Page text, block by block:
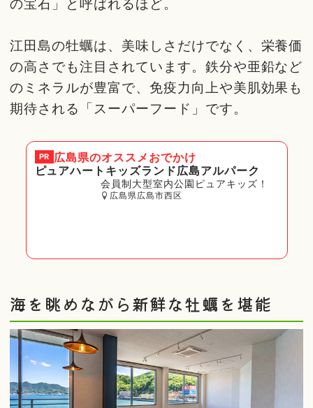
の宝石」と呼ばれるほど。
江田島の牡蠣は、美味しさだけでなく、栄養価
の高さでも注目されています。鉄分や亜鉛など
のミネラルが豊富で、免疫力向上や美肌効果も
期待される「スーパーフード」です。
PR 広島県のオススメおでかけ
ピュアハートキッズランド広島アルパーク
会員制大型室内公園ピュアキッズ！
広島県広島市西区
海を眺めながら新鮮な牡蠣を堪能